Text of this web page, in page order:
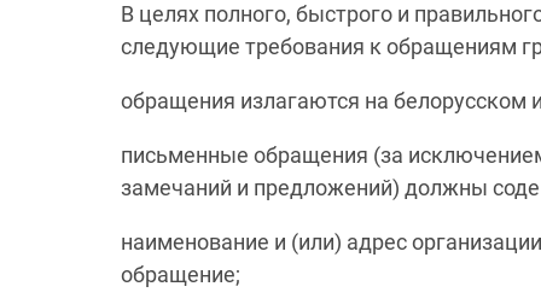
В целях полного, быстрого и
следующие требования к обращениям
обращения излагаются на белорусском
письменные обращения (за
замечаний и предложений) должны
наименование и (или) адрес
обращение;